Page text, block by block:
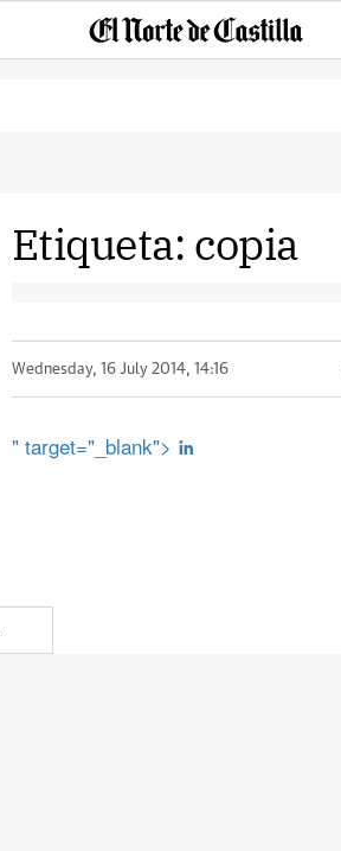
Etiqueta: copia
Wednesday, 16 July 2014, 14:16
" target="_blank">